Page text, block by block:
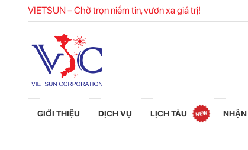
VIETSUN – Chở trọn niềm tin, vươn xa giá trị!
GIỚI THIỆU DỊCH VỤ LỊCH TÀU NHẬN